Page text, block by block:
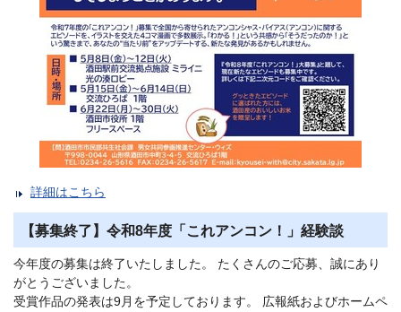
詳細はこちら
【募集終了】令和8年度「これアンコン！」経験談
今年度の募集は終了いたしました。 たくさんのご応募、誠にあり
がとうございました。
受賞作品の発表は9月を予定しております。 広報紙およびホームペ